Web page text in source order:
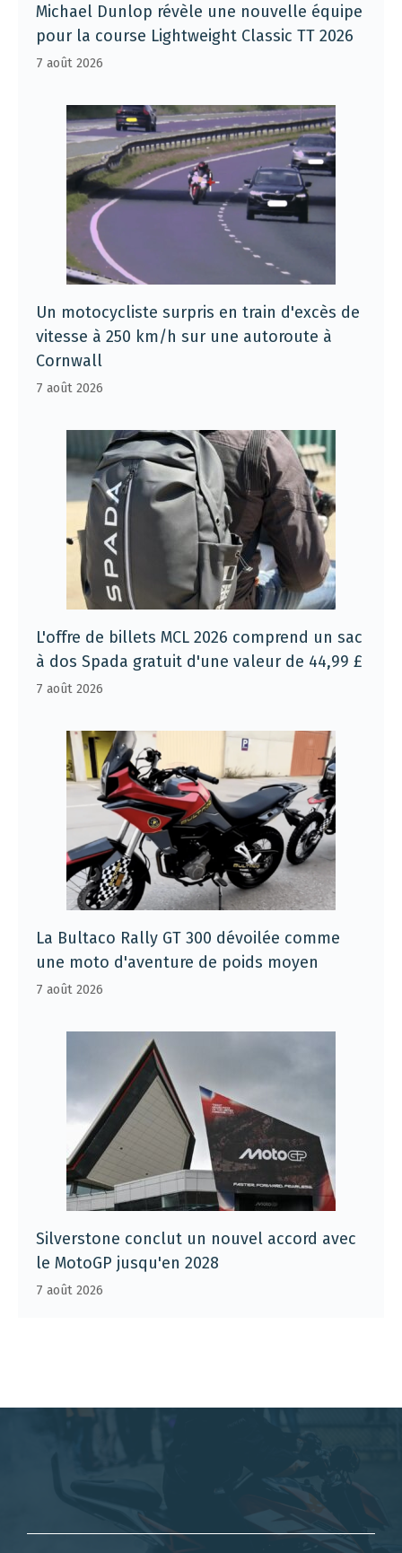
Michael Dunlop révèle une nouvelle équipe
pour la course Lightweight Classic TT 2026
7 août 2026
Un motocycliste surpris en train d'excès de
vitesse à 250 km/h sur une autoroute à
Cornwall
7 août 2026
L'offre de billets MCL 2026 comprend un sac
à dos Spada gratuit d'une valeur de 44,99 £
7 août 2026
La Bultaco Rally GT 300 dévoilée comme
une moto d'aventure de poids moyen
7 août 2026
Silverstone conclut un nouvel accord avec
le MotoGP jusqu'en 2028
7 août 2026